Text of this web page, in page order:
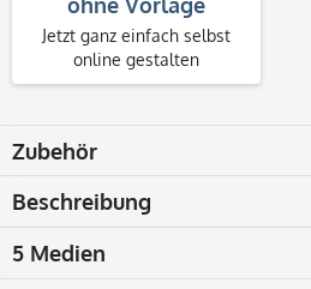
Jetzt ganz einfach selbst
online gestalten
Zubehör
Beschreibung
5 Medien